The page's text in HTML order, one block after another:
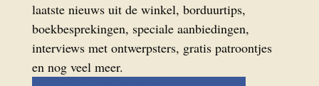
laatste nieuws uit de winkel, borduurtips,
boekbesprekingen, speciale aanbiedingen,
interviews met ontwerpsters, gratis patroontjes
en nog veel meer.